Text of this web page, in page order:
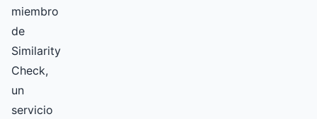
miembro
de
Similarity
Check,
un
servicio